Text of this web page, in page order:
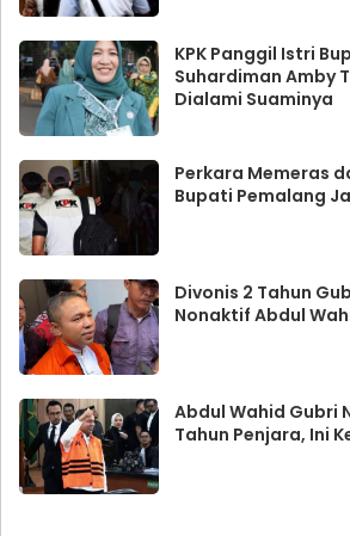
KPK Panggil Istri
Suhardiman Amby
Dialami Suaminya
Perkara Memeras
Bupati Pemalang
Divonis 2 Tahun
Nonaktif Abdul
Abdul Wahid Gubri
Tahun Penjara, Ini